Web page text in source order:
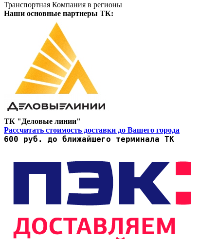
Транспортная Компания в регионы
Наши основные партнеры ТК:
ТК "Деловые линии"
Рассчитать стоимость доставки до Вашего города
600 руб. до ближайшего терминала ТК